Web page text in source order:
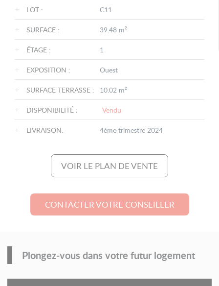
+
LOT : C11
+ SURFACE : 39.48 m²
+ ÉTAGE : 1
+ EXPOSITION : Ouest
+ SURFACE TERRASSE : 10.02 m²
+ DISPONIBILITÉ : Vendu
+ LIVRAISON: 4ème trimestre 2024
VOIR LE PLAN DE VENTE
CONTACTER VOTRE CONSEILLER
Plongez-vous dans votre futur logement